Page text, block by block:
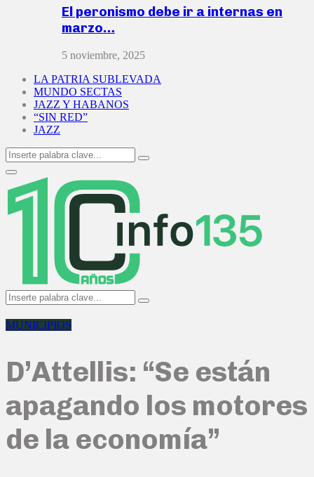
El peronismo debe ir a internas en
marzo…
5 noviembre, 2025
LA PATRIA SUBLEVADA
MUNDO SECTAS
JAZZ Y HABANOS
“SIN RED”
JAZZ
Search
for:
Search
Primary
Menu
Search
for:
Search
MUNICIPIOS
D’Attellis: “Se están
apagando los motores
de la economía”